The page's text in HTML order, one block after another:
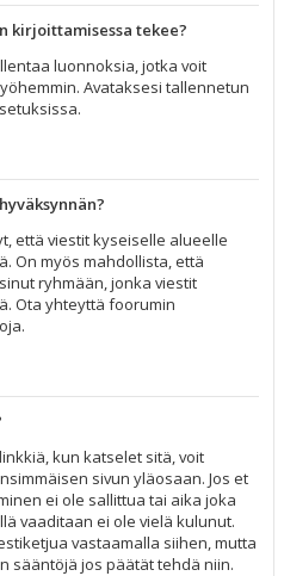
kirjoittamisessa tekee?
luonnoksia, jotka voit
Avataksesi tallennetun
että viestit kyseiselle alueelle
On myös mahdollista, että
ryhmään, jonka viestit
Ota yhteyttä foorumin
kun katselet sitä, voit
sivun yläosaan. Jos et
ei ole sallittua tai aika joka
vaaditaan ei ole vielä kulunut.
vastaamalla siihen, mutta
sääntöjä jos päätät tehdä niin.